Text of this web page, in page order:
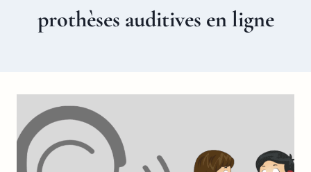
prothèses auditives en ligne